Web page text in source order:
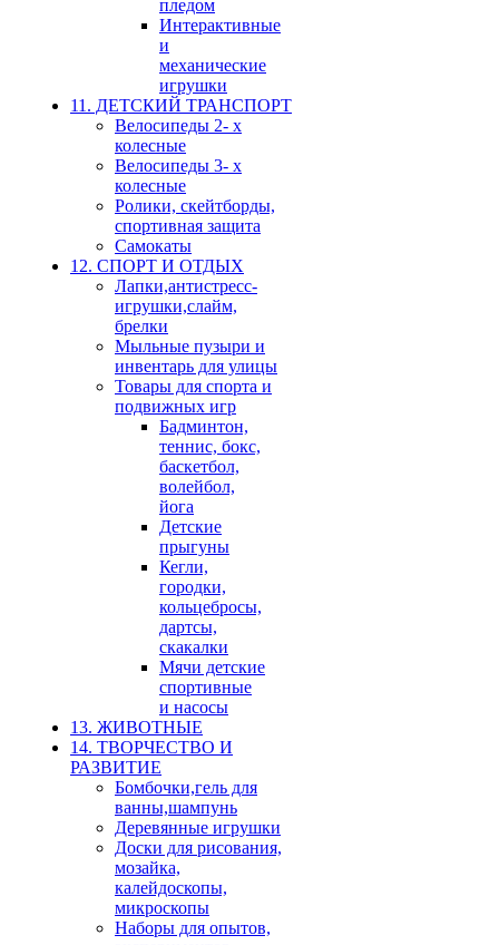
пледом
Интерактивные
и
механические
игрушки
11. ДЕТСКИЙ ТРАНСПОРТ
Велосипеды 2- х
колесные
Велосипеды 3- х
колесные
Ролики, скейтборды,
спортивная защита
Самокаты
12. СПОРТ И ОТДЫХ
Лапки,антистресс-
игрушки,слайм,
брелки
Мыльные пузыри и
инвентарь для улицы
Товары для спорта и
подвижных игр
Бадминтон,
теннис, бокс,
баскетбол,
волейбол,
йога
Детские
прыгуны
Кегли,
городки,
кольцебросы,
дартсы,
скакалки
Мячи детские
спортивные
и насосы
13. ЖИВОТНЫЕ
14. ТВОРЧЕСТВО И
РАЗВИТИЕ
Бомбочки,гель для
ванны,шампунь
Деревянные игрушки
Доски для рисования,
мозайка,
калейдоскопы,
микроскопы
Наборы для опытов,